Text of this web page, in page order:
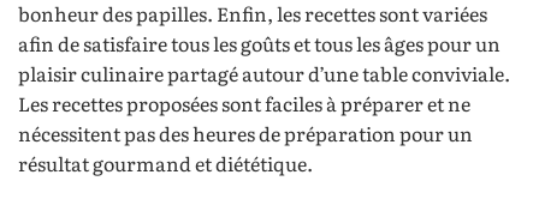
bonheur des papilles. Enfin, les recettes sont variées
afin de satisfaire tous les goûts et tous les âges pour un
plaisir culinaire partagé autour d’une table conviviale.
Les recettes proposées sont faciles à préparer et ne
nécessitent pas des heures de préparation pour un
résultat gourmand et diététique.